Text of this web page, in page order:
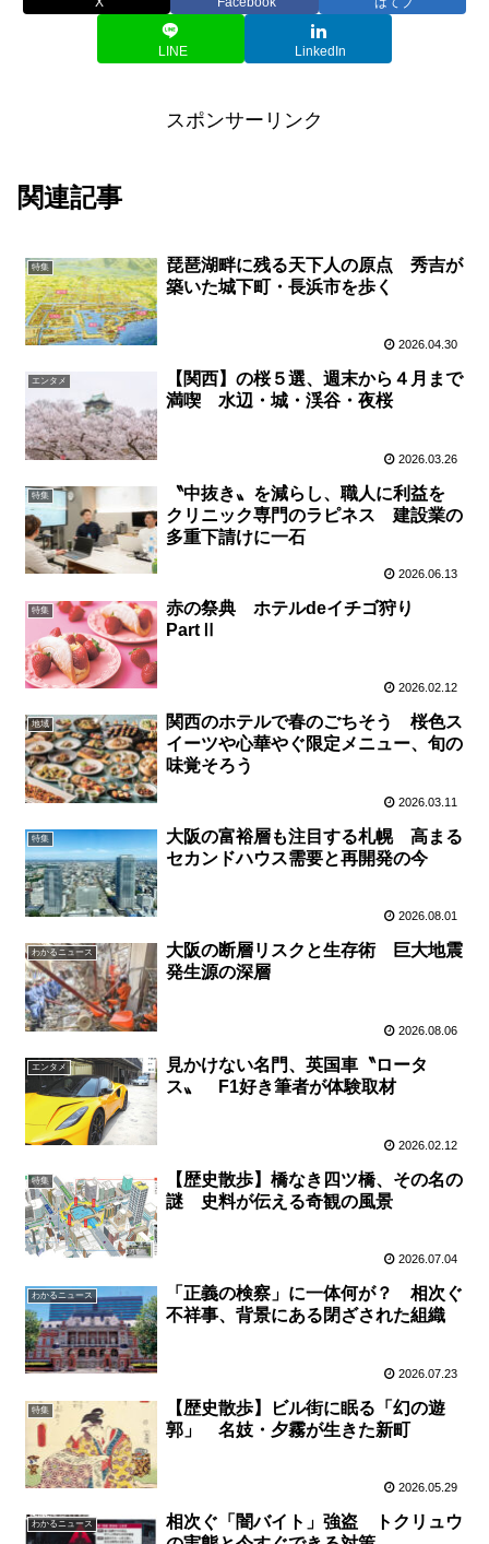
LINE LinkedIn
スポンサーリンク
関連記事
特集
琵琶湖畔に残る天下人の原点 秀吉が
築いた城下町・長浜市を歩く
2026.04.30
エンタメ
【関西】の桜５選、週末から４月まで
満喫 水辺・城・渓谷・夜桜
2026.03.26
特集
〝中抜き〟を減らし、職⼈に利益を
クリニック専⾨のラピネス 建設業の
多重下請けに⼀⽯
2026.06.13
特集
赤の祭典 ホテルdeイチゴ狩り
PartⅡ
2026.02.12
地域
関西のホテルで春のごちそう 桜色ス
イーツや心華やぐ限定メニュー、旬の
味覚そろう
2026.03.11
特集
大阪の富裕層も注目する札幌 高まる
セカンドハウス需要と再開発の今
2026.08.01
わかるニュース
大阪の断層リスクと生存術 巨大地震
発生源の深層
2026.08.06
エンタメ
見かけない名門、英国車〝ロータ
ス〟 F1好き筆者が体験取材
2026.02.12
特集
【歴史散歩】橋なき四ツ橋、その名の
謎 史料が伝える奇観の風景
2026.07.04
わかるニュース
「正義の検察」に一体何が？ 相次ぐ
不祥事、背景にある閉ざされた組織
2026.07.23
特集
【歴史散歩】ビル街に眠る「幻の遊
郭」 名妓・夕霧が生きた新町
2026.05.29
わかるニュース
相次ぐ「闇バイト」強盗 トクリュウ